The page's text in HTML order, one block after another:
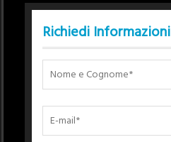
Richiedi Informazioni